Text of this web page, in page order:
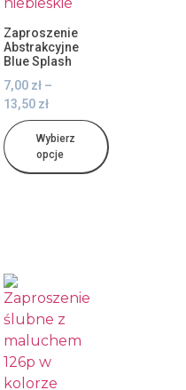
Zaproszenie
Abstrakcyjne
Blue Splash
7,00 zł –
13,50 zł
Wybierz
opcje